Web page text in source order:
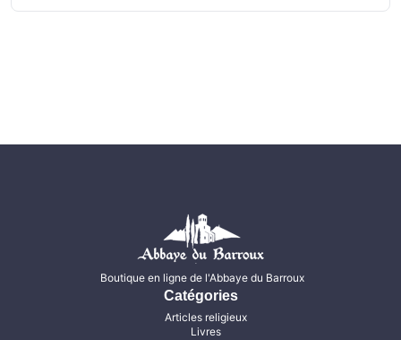
Boutique en ligne de l'Abbaye du Barroux
Catégories
Articles religieux
Livres